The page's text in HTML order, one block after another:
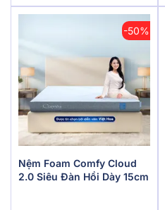
-50%
Nệm Foam Comfy Cloud
2.0 Siêu Đàn Hồi Dày 15cm